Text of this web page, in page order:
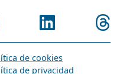
de cookies
de privacidad